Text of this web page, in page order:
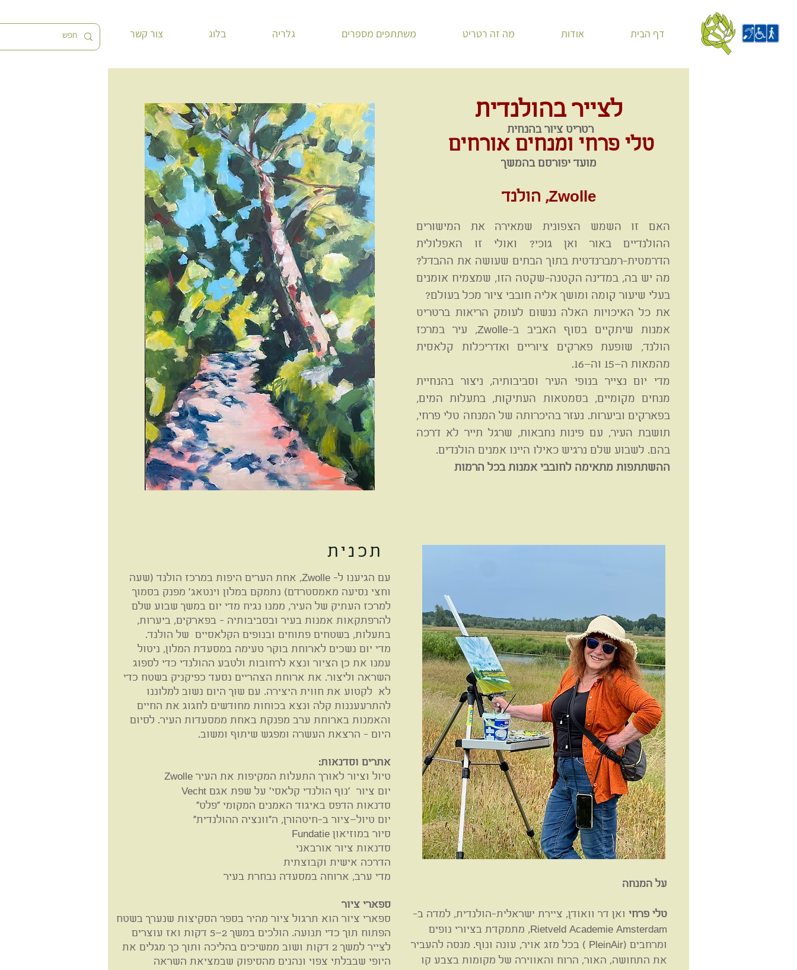
דף הבית אודות מה זה רטריט משתתפים מספרים גלריה בלוג צור קשר
לצייר בהולנדית
רטריט ציור בהנחית
טלי פרחי ומנחים אורחים
מועד יפורסם בהמשך
Zwolle, הולנד
האם זו השמש הצפונית שמאירה את המישורים
ההולנדיים באור ואן גוכי? ואולי זו האפלולית
הדרמטית-רמברנדטית בתוך הבתים שעושה את ההבדל?
מה יש בה, במדינה הקטנה-שקטה הזו, שמצמיח אומנים
בעלי שיעור קומה ומושך אליה חובבי ציור מכל בעולם?
את כל האיכויות האלה ננשום לעומק הריאות ברטריט
אמנות שיתקיים בסוף האביב ב-Zwolle, עיר במרכז
הולנד, שופעת פארקים ציוריים ואדריכלות קלאסית
מהמאות ה–15 וה–16.
מדי יום נצייר בנופי העיר וסביבותיה, ניצור בהנחיית
מנחים מקומיים, בסמטאות העתיקות, בתעלות המים,
בפארקים וביערות. נעזר בהיכרותה של המנחה טלי פרחי,
תושבת העיר, עם פינות נחבאות, שרגל תייר לא דרכה
בהם. לשבוע שלם נרגיש כאילו היינו אמנים הולנדים.
ההשתתפות מתאימה לחובבי אמנות בכל הרמות
תכנית
עם הגיענו ל- Zwolle, אחת הערים היפות במרכז הולנד (שעה
וחצי נסיעה מאמסטרדם) נתמקם במלון וינטאג' מפנק בסמוך
למרכז העתיק של העיר, ממנו נגיח מדי יום במשך שבוע שלם
להרפתקאות אמנות בעיר ובסביבותיה - בפארקים, ביערות,
בתעלות, בשטחים פתוחים ובנופים הקלאסיים של הולנד.
מדי יום נשכים לארוחת בוקר טעימה במסעדת המלון, ניטול
עמנו את כן הציור ונצא לרחובות ולטבע ההולנדי כדי לספוג
השראה וליצור. את ארוחת הצהריים נסעד כפיקניק בשטח כדי
לא לקטוע את חווית היצירה. עם שוך היום נשוב למלוננו
להתרעעננות קלה ונצא בכוחות מחודשים לחגוג את החיים
והאמנות בארוחת ערב מפנקת באחת ממסעדות העיר. לסיום
היום - הרצאת העשרה ומפגש שיתוף ומשוב.
אתרים וסדנאות:
טיול וציור לאורך התעלות המקיפות את העיר Zwolle
יום ציור 'נוף הולנדי קלאסי' על שפת אגם Vecht
סדנאות הדפס באיגוד האמנים המקומי ״פלט״
יום טיול–ציור ב-חיטהורן, ה”וונציה ההולנדית”
סיור במוזיאון Fundatie
סדנאות ציור אורבאני
הדרכה אישית וקבוצתית
מדי ערב, ארוחה במסעדה נבחרת בעיר
ספארי ציור
ספארי ציור הוא תרגול ציור מהיר בספר הסקיצות שנערך בשטח
הפתוח תוך כדי תנועה. הולכים במשך 2–5 דקות ואז עוצרים
לצייר למשך 2 דקות ושוב ממשיכים בהליכה ותוך כך מגלים את
היופי שבבלתי צפוי ונהנים מהסיפוק שבמציאת השראה
על המנחה
טלי פרחי ואן דר וואודן, ציירת ישראלית-הולנדית, למדה ב-
Rietveld Academie Amsterdam, מתמקדת בציורי נופים
ומרחבים (PleinAir ) בכל מזג אויר, עונה ונוף. מנסה להעביר
את התחושה, האור, הרוח והאווירה של מקומות בצבע קו